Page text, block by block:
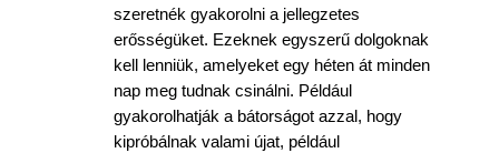
szeretnék gyakorolni a jellegzetes
erősségüket. Ezeknek egyszerű dolgoknak
kell lenniük, amelyeket egy héten át minden
nap meg tudnak csinálni. Például
gyakorolhatják a bátorságot azzal, hogy
kipróbálnak valami újat, például